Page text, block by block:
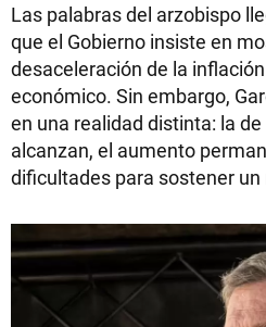
Las palabras del arzobispo
que el Gobierno insiste en
desaceleración de la
económico. Sin embargo,
en una realidad distinta: la
alcanzan, el aumento
dificultades para sostener un